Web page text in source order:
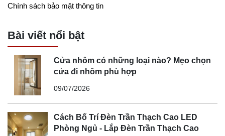
Chính sách bảo mật thông tin
Bài viết nổi bật
Cửa nhôm có những loại nào? Mẹo chọn
cửa đi nhôm phù hợp
09/07/2026
Cách Bố Trí Đèn Trần Thạch Cao LED
Phòng Ngủ - Lắp Đèn Trần Thạch Cao